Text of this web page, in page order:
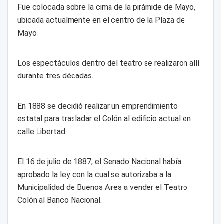
Fue colocada sobre la cima de la pirámide de Mayo,
ubicada actualmente en el centro de la Plaza de
Mayo.
Los espectáculos dentro del teatro se realizaron allí
durante tres décadas.
En 1888 se decidió realizar un emprendimiento
estatal para trasladar el Colón al edificio actual en
calle Libertad.
El 16 de julio de 1887, el Senado Nacional había
aprobado la ley con la cual se autorizaba a la
Municipalidad de Buenos Aires a vender el Teatro
Colón al Banco Nacional.